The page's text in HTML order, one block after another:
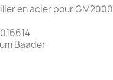
en acier pour GM2000
Baader